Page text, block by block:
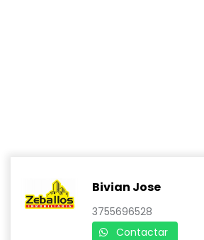
Bivian Jose
3755696528
Contactar